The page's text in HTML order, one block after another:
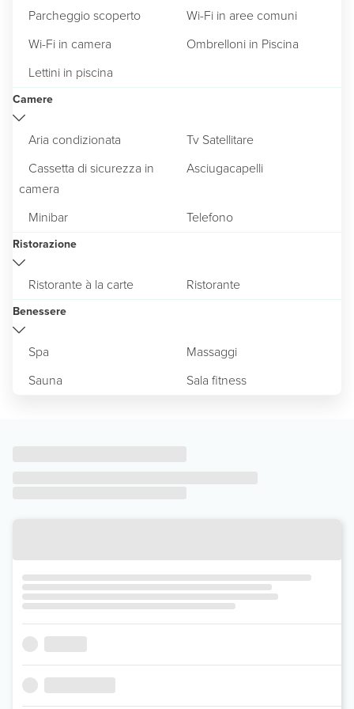
Parcheggio scoperto
Wi-Fi in aree comuni
Wi-Fi in camera
Ombrelloni in Piscina
Lettini in piscina
Camere
Aria condizionata
Tv Satellitare
Cassetta di sicurezza in
camera
Asciugacapelli
Minibar Telefono
Ristorazione
Ristorante à la carte Ristorante
Benessere
Spa
Massaggi
Sauna
Sala fitness